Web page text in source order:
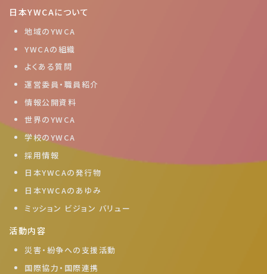
日本YWCAについて
地域のYWCA
YWCAの組織
よくある質問
運営委員・職員紹介
情報公開資料
世界のYWCA
学校のYWCA
採用情報
日本YWCAの発行物
日本YWCAのあゆみ
ミッション ビジョン バリュー
活動内容
災害・紛争への支援活動
国際協力・国際連携